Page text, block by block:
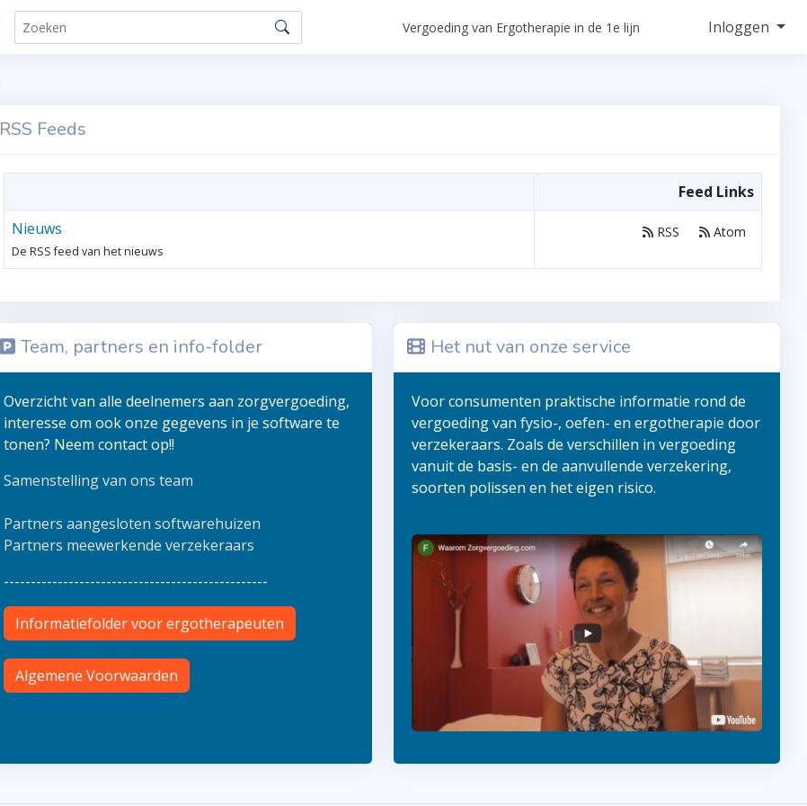
Vergoeding van Ergotherapie in de 1e lijn Inloggen
RSS Feeds
Feed Links
Nieuws
De RSS feed van het nieuws
RSS Atom
Team, partners en info-folder
Overzicht van alle deelnemers aan zorgvergoeding,
interesse om ook onze gegevens in je software te
tonen? Neem contact op!!
Samenstelling van ons team
Partners aangesloten softwarehuizen
Partners meewerkende verzekeraars
-------------------------------------------------
Informatiefolder voor ergotherapeuten
Algemene Voorwaarden
Het nut van onze service
Voor consumenten praktische informatie rond de
vergoeding van fysio-, oefen- en ergotherapie door
verzekeraars. Zoals de verschillen in vergoeding
vanuit de basis- en de aanvullende verzekering,
soorten polissen en het eigen risico.